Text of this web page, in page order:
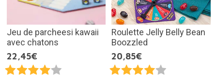
Jeu de parcheesi kawaii
avec chatons
22,45€
Roulette Jelly Belly Bean
Boozzled
20,85€